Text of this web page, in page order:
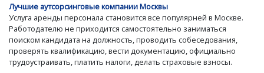
Лучшие аутсорсинговые компании Москвы
Услуга аренды персонала становится все популярней в Москве.
Работодателю не приходится самостоятельно заниматься
поиском кандидата на должность, проводить собеседования,
проверять квалификацию, вести документацию, официально
трудоустраивать, платить налоги, делать страховые взносы.